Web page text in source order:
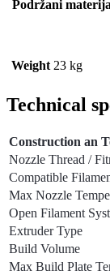
Podržani
Weight 23 kg
Technical
Construction an
Nozzle Thread /
Compatible
Max Nozzle
Open Filament
Extruder Type
Build Volume
Max Build Plate